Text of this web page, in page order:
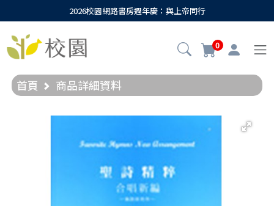
2026校園網路書房週年慶：與上帝同行
0
首頁 商品詳細資料